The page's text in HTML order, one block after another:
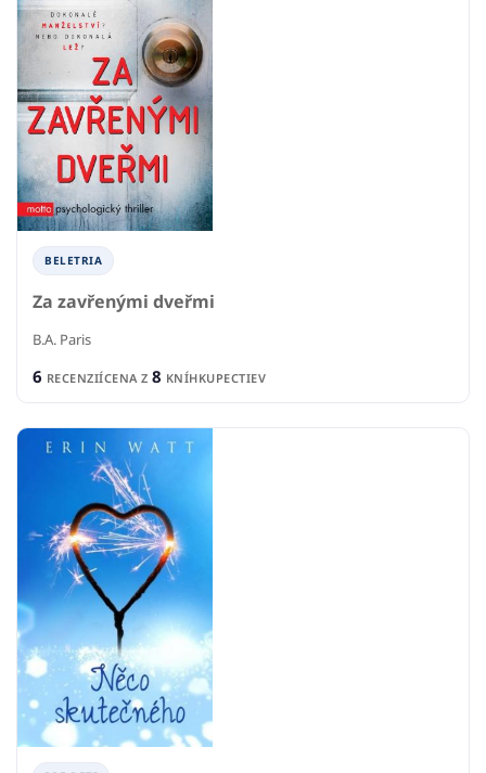
BELETRIA
Za zavřenými dveřmi
B.A. Paris
6 RECENZIÍCENA Z 8 KNÍHKUPECTIEV